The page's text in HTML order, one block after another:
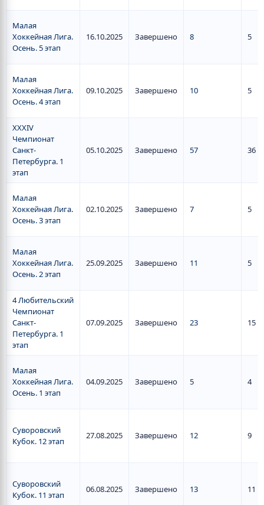
Малая
Хоккейная Лига.
Осень. 5 этап
16.10.2025 Завершено 8 5
Малая
Хоккейная Лига.
Осень. 4 этап
09.10.2025 Завершено 10 5
XXXIV
Чемпионат
Санкт-
Петербурга. 1
этап
05.10.2025 Завершено 57 36
Малая
Хоккейная Лига.
Осень. 3 этап
02.10.2025 Завершено 7 5
Малая
Хоккейная Лига.
Осень. 2 этап
25.09.2025 Завершено 11 5
4 Любительский
Чемпионат
Санкт-
Петербурга. 1
этап
07.09.2025 Завершено 23 15
Малая
Хоккейная Лига.
Осень. 1 этап
04.09.2025 Завершено 5 4
Суворовский
Кубок. 12 этап
27.08.2025 Завершено 12 9
Суворовский
Кубок. 11 этап
06.08.2025 Завершено 13 11